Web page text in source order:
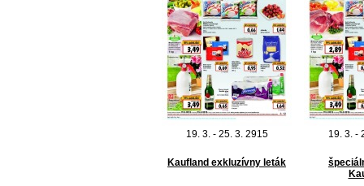
19. 3. - 25. 3. 2915 19. 3. -
Kaufland exkluzívny leták